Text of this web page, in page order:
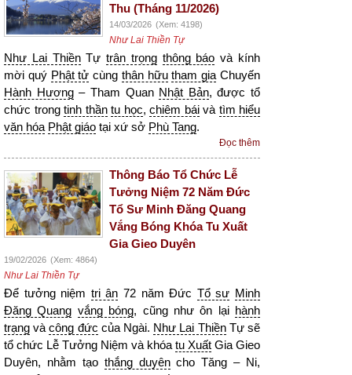
Thu (Tháng 11/2026)
14/03/2026 (Xem: 4198)
Như Lai Thiền Tự
Như Lai ThiềnTựtrân trọng thông báo và kính
mời quý Phật tử cùng thân hữu tham gia Chuyến
Hành Hương– Tham Quan Nhật Bản, được tổ
chức trong tinh thần tu học, chiêm báivà tìm hiểu
văn hóa Phật giáo tại xứ sở Phù Tang.
Đọc thêm
Thông Báo Tổ Chức Lễ
Tưởng Niệm 72 Năm Đức
Tổ Sư Minh Đăng Quang
Vắng Bóng Khóa Tu Xuất
Gia Gieo Duyên
19/02/2026 (Xem: 4864)
Như Lai Thiền Tự
Để tưởng niệm tri ân 72 năm Đức Tổ sư Minh
Đăng Quang vắng bóng, cũng như ôn lại hành
trạng vàcông đức của Ngài. Như Lai ThiềnTự sẽ
tổ chức Lễ Tưởng Niệm và khóa tu Xuất Gia Gieo
Duyên, nhằm tạo thắng duyêncho Tăng – Ni,